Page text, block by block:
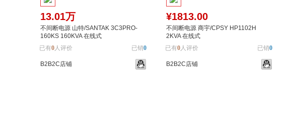
13.01万
不间断电源 山特/SANTAK 3C3PRO-
160KS 160KVA 在线式
已有0人评价 已销0
B2B2C店铺
¥1813.00
不间断电源 商宇/CPSY HP1102H
2KVA 在线式
已有0人评价 已销0
B2B2C店铺